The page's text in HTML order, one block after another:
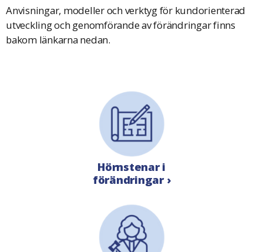
Anvisningar, modeller och verktyg för kundorienterad
utveckling och genomförande av förändringar finns
bakom länkarna nedan.
Hörnstenar i
förändringar ›